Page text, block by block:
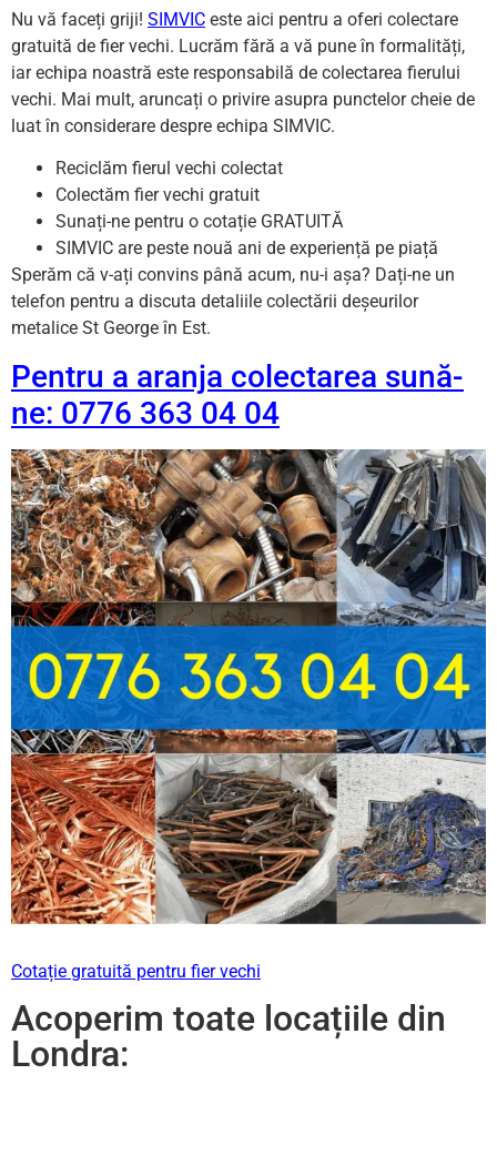
Nu vă faceți griji! SIMVIC este aici pentru a oferi colectare
gratuită de fier vechi. Lucrăm fără a vă pune în formalități,
iar echipa noastră este responsabilă de colectarea fierului
vechi. Mai mult, aruncați o privire asupra punctelor cheie de
luat în considerare despre echipa SIMVIC.
Reciclăm fierul vechi colectat
Colectăm fier vechi gratuit
Sunați-ne pentru o cotație GRATUITĂ
SIMVIC are peste nouă ani de experiență pe piață
Sperăm că v-ați convins până acum, nu-i așa? Dați-ne un
telefon pentru a discuta detaliile colectării deșeurilor
metalice St George în Est.
Pentru a aranja colectarea sună-
ne: 0776 363 04 04
Cotație gratuită pentru fier vechi
Acoperim toate locațiile din
Londra: